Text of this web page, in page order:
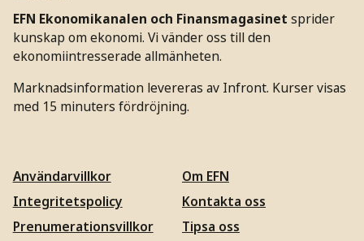
EFN Ekonomikanalen och Finansmagasinet sprider
kunskap om ekonomi. Vi vänder oss till den
ekonomiintresserade allmänheten.
Marknadsinformation levereras av Infront. Kurser visas
med 15 minuters fördröjning.
Användarvillkor
Integritetspolicy
Prenumerationsvillkor
Om EFN
Kontakta oss
Tipsa oss